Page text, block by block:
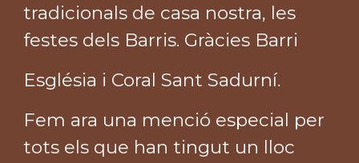
tradicionals de casa nostra, les
festes dels Barris. Gràcies Barri
Església i Coral Sant Sadurní.
Fem ara una menció especial per
tots els que han tingut un lloc